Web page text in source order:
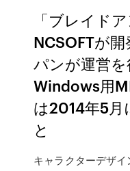
「ブレイド
NCSOFTが
パンが運営
Windows用
は2014年5月
と
キャラクターデザ